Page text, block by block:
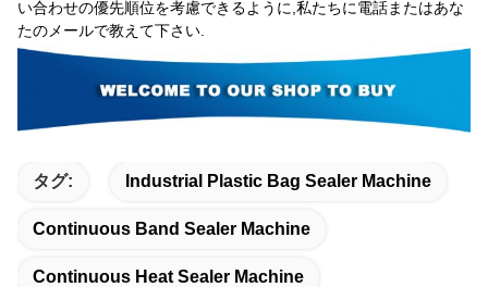
い合わせの優先順位を考慮できるように,私たちに電話またはあな
たのメールで教えて下さい.
タグ: Industrial Plastic Bag Sealer Machine
Continuous Band Sealer Machine
Continuous Heat Sealer Machine